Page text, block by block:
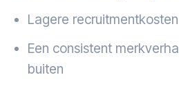
Lagere
Een consistent
buiten